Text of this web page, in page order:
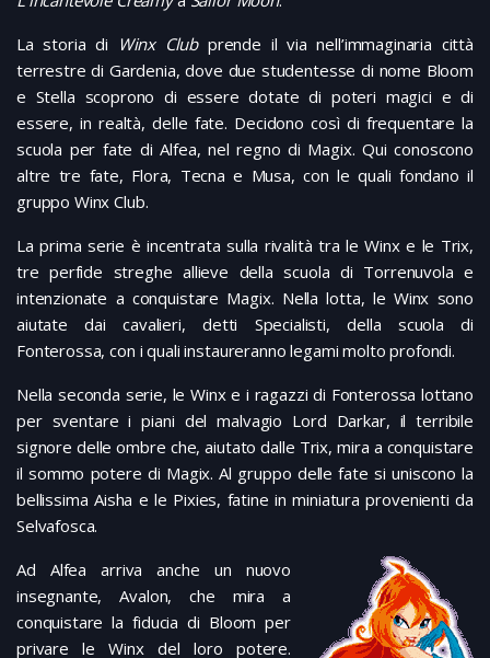
La storia di
Winx Clubprende il via nell’immaginaria città
terrestre di Gardenia, dove due studentesse di nome Bloom
e Stella scoprono di essere dotate di poteri magici e di
essere, in realtà, delle fate. Decidono così di frequentare la
scuola per fate di Alfea, nel regno di Magix. Qui conoscono
altre tre fate, Flora, Tecna e Musa, con le quali fondano il
gruppo Winx Club.
La prima serie è incentrata sulla rivalità tra le Winx e le Trix,
tre perfide streghe allieve della scuola di Torrenuvola e
intenzionate a conquistare Magix. Nella lotta, le Winx sono
aiutate dai cavalieri, detti Specialisti, della scuola di
Fonterossa, con i quali instaureranno legami molto profondi.
Nella seconda serie, le Winx e i ragazzi di Fonterossa lottano
per sventare i piani del malvagio Lord Darkar, il terribile
signore delle ombre che, aiutato dalle Trix, mira a conquistare
il sommo potere di Magix. Al gruppo delle fate si uniscono la
bellissima Aisha e le Pixies, fatine in miniatura provenienti da
Selvafosca.
Ad Alfea arriva anche un nuovo
insegnante, Avalon, che mira a
conquistare la fiducia di Bloom per
privare le Winx del loro potere.